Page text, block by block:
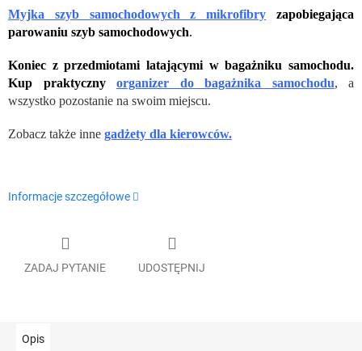
Myjka szyb samochodowych z mikrofibry
zapobiegająca
parowaniu szyb samochodowych.
Koniec z przedmiotami latającymi w bagażniku samochodu.
Kup praktyczny
organizer do bagażnika samochodu, a
wszystko pozostanie na swoim miejscu.
Zobacz także inne gadżety dla kierowców.
Informacje szczegółowe
ZADAJ PYTANIE UDOSTĘPNIJ
Opis